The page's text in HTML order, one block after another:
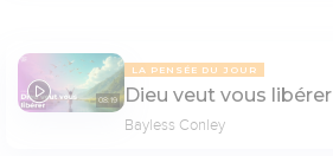
08:19
LA PENSÉE DU JOUR
Dieu veut vous libérer
Bayless Conley